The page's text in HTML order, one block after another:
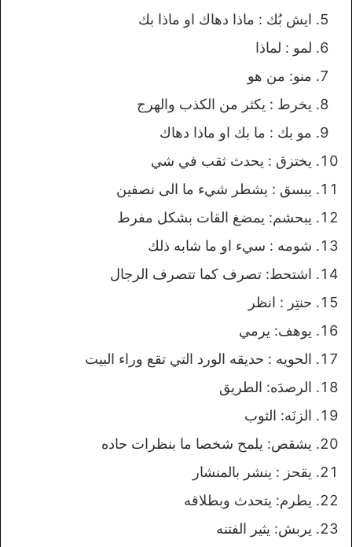
ايش بُك : ماذا دهاك او ماذا بك
لمو : لماذا
منو: من هو
يخرط : يكثر من الكذب والهرج
مو بك : ما بك او ماذا دهاك
يختزق : يحدث ثقب في شي
يبسق : يشطر شيء ما الى نصفين
يبحشم: يمضغ القات بشكل مفرط
شومه : سيء او ما شابه ذلك
اشتحط: تصرف كما تتصرف الرجال
حنتِر : انظر
يوهف: يرمي
الحويه : حديقه الورد التي تقع وراء البيت
الرصدَه: الطريق
الزنَه: الثوب
يشقص: يلمح شخصا ما بنظرات حاده
يقحز : ينشر بالمنشار
يطرم: يتحدث وبطلاقه
يربش: يثير الفتنه